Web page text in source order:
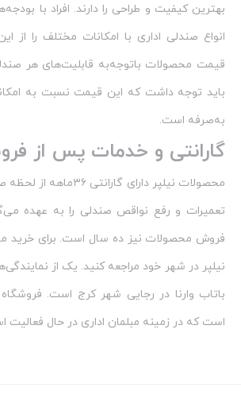
بهترین کیفیت و طراحی را دارند. افراد با
انواع صندلی اداری با امکانات مختلف را از
قیمت محصولات باتوجه‌به قابلیت‌های هر
باید توجه داشت که این قیمت نسبت به
به‌صرفه است.
گارانتی و خدمات پس از
محصولات نیلپر دارای
تعمیرات و رفع نواقص صندلی را به عهده
فروش محصولات نیز ده سال است. برای خرید
نیلپر در شهر خود مراجعه کنید. یک از
است که در زمینه مبلمان اداری در حال فعالیت